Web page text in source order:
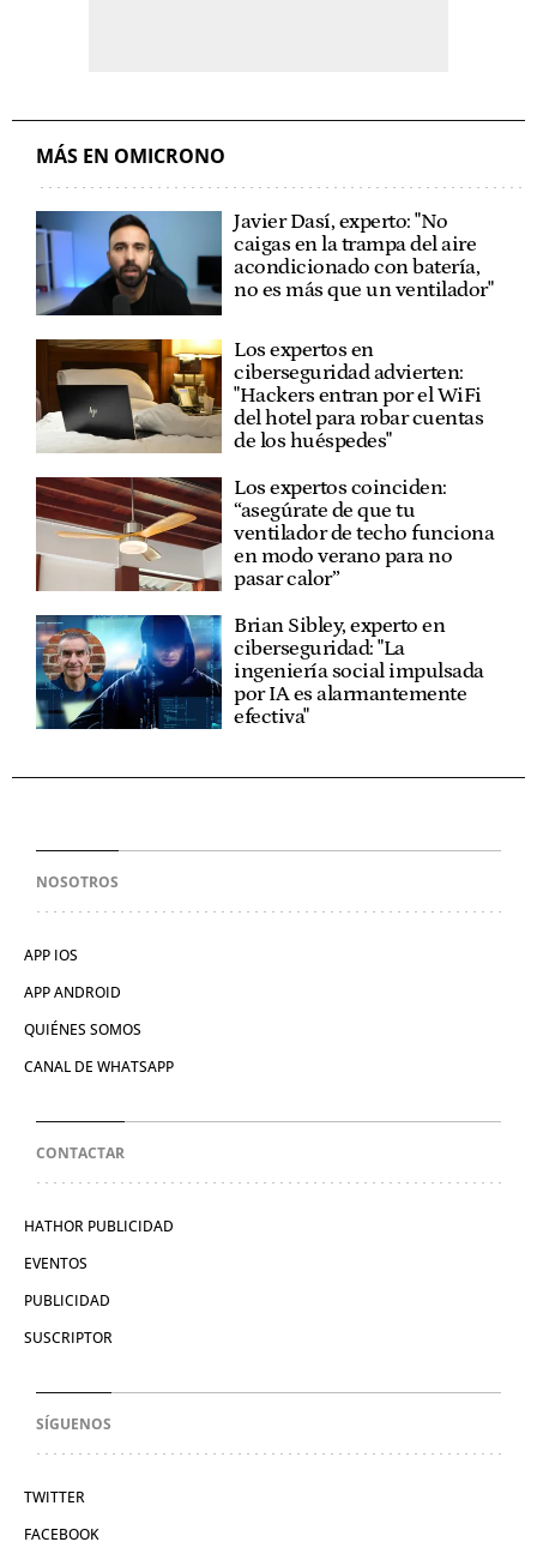
MÁS EN OMICRONO
Javier Dasí, experto: "No
caigas en la trampa del aire
acondicionado con batería,
no es más que un ventilador"
Los expertos en
ciberseguridad advierten:
"Hackers entran por el WiFi
del hotel para robar cuentas
de los huéspedes"
Los expertos coinciden:
“asegúrate de que tu
ventilador de techo funciona
en modo verano para no
pasar calor”
Brian Sibley, experto en
ciberseguridad: "La
ingeniería social impulsada
por IA es alarmantemente
efectiva"
NOSOTROS
APP IOS
APP ANDROID
QUIÉNES SOMOS
CANAL DE WHATSAPP
CONTACTAR
HATHOR PUBLICIDAD
EVENTOS
PUBLICIDAD
SUSCRIPTOR
SÍGUENOS
TWITTER
FACEBOOK